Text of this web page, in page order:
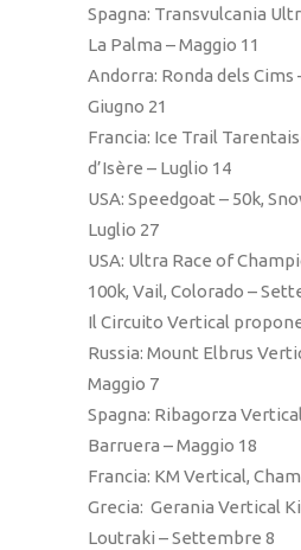
Spagna: Transvulcania
La Palma – Maggio 11
Andorra: Ronda dels Cims
Giugno 21
Francia: Ice Trail
d’Isère – Luglio 14
USA: Speedgoat – 50k,
Luglio 27
USA: Ultra Race of
100k, Vail, Colorado –
Il Circuito Vertical
Russia: Mount Elbrus
Maggio 7
Spagna: Ribagorza
Barruera – Maggio 18
Francia: KM Vertical,
Grecia: Gerania Vertical
Loutraki – Settembre 8